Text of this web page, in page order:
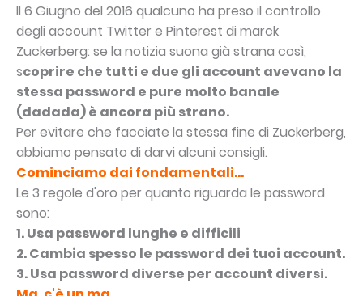
Il 6 Giugno del 2016 qualcuno ha preso il controllo
degli account Twitter e Pinterest di marck
Zuckerberg: se la notizia suona già strana così,
scoprire che tutti e due gli account avevano la
stessa password e pure molto banale
(dadada) è ancora più strano.
Per evitare che facciate la stessa fine di Zuckerberg,
abbiamo pensato di darvi alcuni consigli.
Cominciamo dai fondamentali...
Le 3 regole d'oro per quanto riguarda le password
sono:
1. Usa password lunghe e difficili
2. Cambia spesso le password dei tuoi account.
3. Usa password diverse per account diversi.